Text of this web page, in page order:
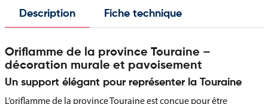
Description Fiche technique
Oriflamme de la province Touraine –
décoration murale et pavoisement
Un support élégant pour représenter la Touraine
L’oriflamme de la province Touraine est conçue pour être